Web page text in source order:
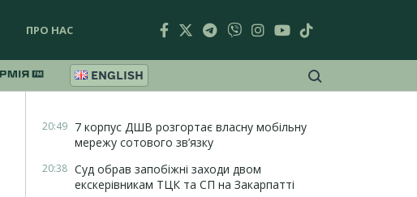
ПРО НАС
ENGLISH
20:49 7 корпус ДШВ розгортає власну мобільну
мережу сотового зв’язку
20:38 Суд обрав запобіжні заходи двом
екскерівникам ТЦК та СП на Закарпатті